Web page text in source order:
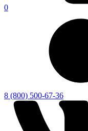
0
8 (800) 500-67-36